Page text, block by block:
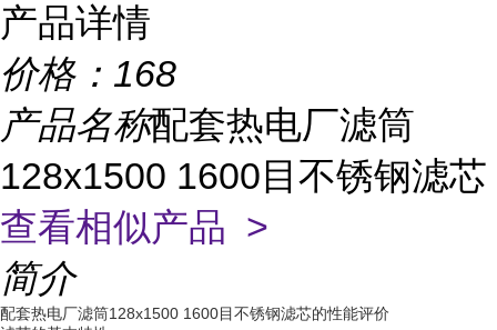
产品详情
价格： 168
产品名称配套热电厂滤筒
128x1500 1600目不锈钢滤芯
查看相似产品 >
简介
配套热电厂滤筒128x1500 1600目不锈钢滤芯的性能评价